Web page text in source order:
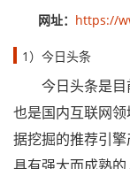
网址： https://
1）今日头条
今日头条是目
也是国内互联网
据挖掘的推荐引